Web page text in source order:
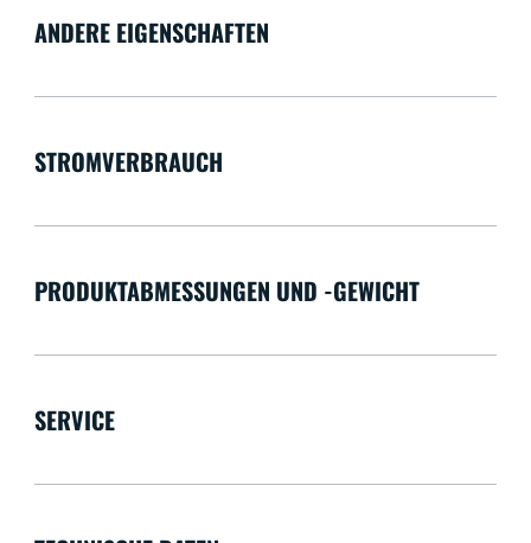
ANDERE EIGENSCHAFTEN
STROMVERBRAUCH
PRODUKTABMESSUNGEN UND -GEWICHT
SERVICE